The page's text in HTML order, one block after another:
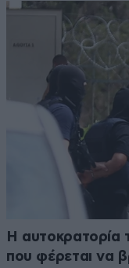
Η αυτοκρατορία
που φέρεται να